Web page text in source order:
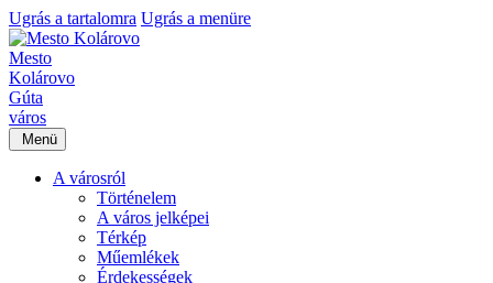
Ugrás a tartalomra Ugrás a menüre
Mesto
Kolárovo
Gúta
város
Menü
A városról
Történelem
A város jelképei
Térkép
Műemlékek
Érdekességek